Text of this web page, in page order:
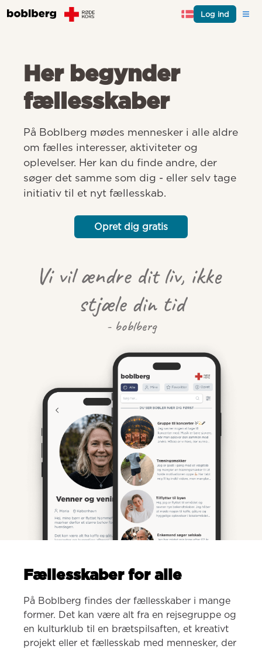
Log ind
Her begynder
fællesskaber
På Boblberg mødes mennesker i alle aldre
om fælles interesser, aktiviteter og
oplevelser. Her kan du finde andre, der
søger det samme som dig - eller selv tage
initiativ til et nyt fællesskab.
Opret dig gratis
Vi vil ændre dit liv, ikke
stjæle din tid
- boblberg
Fællesskaber for alle
På Boblberg findes der fællesskaber i mange
former. Det kan være alt fra en rejsegruppe og
en kulturklub til en brætspilsaften, et kreativt
projekt eller et fællesskab med mennesker, der